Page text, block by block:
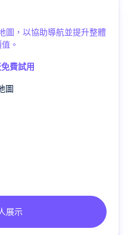
圖，以協助導航並提升整體
。
費試用
圖
展示